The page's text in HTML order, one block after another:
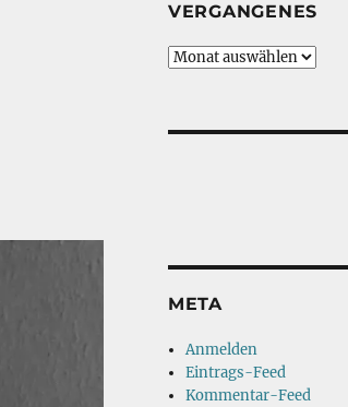
VERGANGENES
Vergangenes
META
Anmelden
Eintrags-Feed
Kommentar-Feed